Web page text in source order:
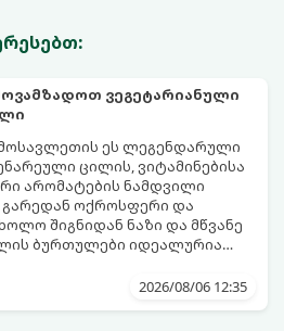
ვეგეტარიანული
ეს ლეგენდარული
ცილის, ვიტამინებისა
არომატების ნამდვილი
გარედან ოქროსფერი და
შიგნიდან ნაზი და მწვანე
ბურთულები იდეალურია
ერთად ან ტახინის (სესამის)
რომ გამოიყენება2026/08/06 12:35